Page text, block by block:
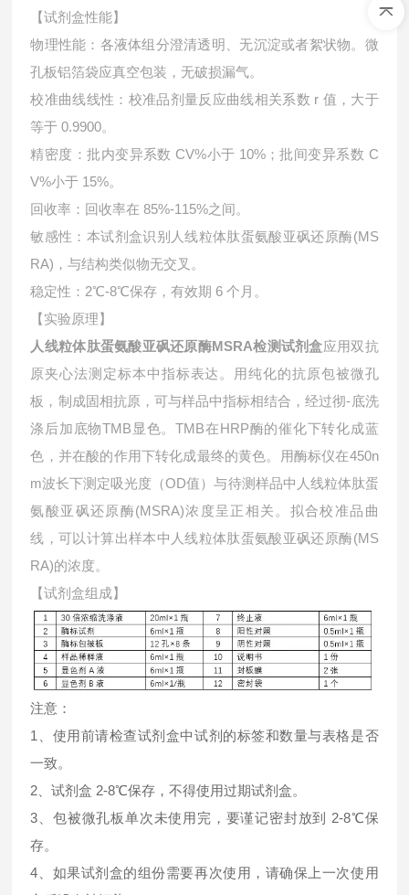
【试剂盒性能】
物理性能：各液体组分澄清透明、无沉淀或者絮状物。微
孔板铝箔袋应真空包装，无破损漏气。
校准曲线线性：校准品剂量反应曲线相关系数 r 值，大于
等于 0.9900。
精密度：批内变异系数 CV%小于 10%；批间变异系数 C
V%小于 15%。
回收率：回收率在 85%-115%之间。
敏感性：本试剂盒识别人线粒体肽蛋氨酸亚砜还原酶(MS
RA)，与结构类似物无交叉。
稳定性：2℃-8℃保存，有效期 6 个月。
【实验原理】
人线粒体肽蛋氨酸亚砜还原酶MSRA检测试剂盒应用双抗
原夹心法测定标本中指标表达。用纯化的抗原包被微孔
板，制成固相抗原，可与样品中指标相结合，经过彻-底洗
涤后加底物TMB显色。TMB在HRP酶的催化下转化成蓝
色，并在酸的作用下转化成最终的黄色。用酶标仪在450n
m波长下测定吸光度（OD值）与待测样品中 人线粒体肽蛋
氨酸亚砜还原酶(MSRA)浓度呈正相关。拟合校准品曲
线，可以计算出样本中 人线粒体肽蛋氨酸亚砜还原酶(MS
RA)的浓度。
【试剂盒组成】
注意：
1、使用前请检查试剂盒中试剂的标签和数量与表格是否
一致。
2、试剂盒 2-8℃保存，不得使用过期试剂盒。
3、包被微孔板单次未使用完，要谨记密封放到 2-8℃保
存。
4、如果试剂盒的组份需要再次使用，请确保上一次使用